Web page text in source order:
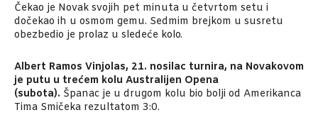
Čekao je Novak svojih pet minuta u četvrtom setu i
dočekao ih u osmom gemu. Sedmim brejkom u susretu
obezbedio je prolaz u sledeće kolo.
Albert Ramos Vinjolas, 21. nosilac turnira, na Novakovom
je putu u trećem kolu Australijen Opena
(subota). Španac je u drugom kolu bio bolji od Amerikanca
Tima Smičeka rezultatom 3:0.